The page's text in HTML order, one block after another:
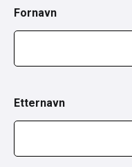
Fornavn
Etternavn